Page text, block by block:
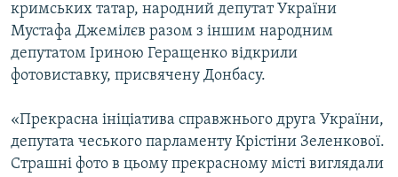
Усі сайти RFE/RL
кримських татар, народний депутат України
Мустафа Джемілєв разом з іншим народним
депутатом Іриною Геращенко відкрили
фотовиставку, присвячену Донбасу.
«Прекрасна ініціатива справжнього друга України,
депутата чеського парламенту Крістіни Зеленкової.
Страшні фото в цьому прекрасному місті виглядали